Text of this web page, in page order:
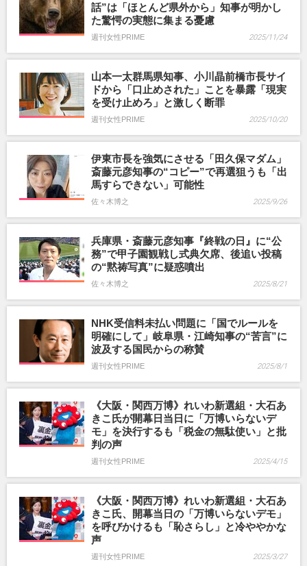
話”は「ほとんど県外から」知事が明かし
た驚愕の実態に集まる憂慮
週刊女性PRIME 2025/11/24
山本一太群馬県知事、小川晶前橋市長サイ
ドから「口止めされた」ことを暴露「現実
を受け止めろ」と激しく断罪
週刊女性PRIME 2025/10/20
伊東市長を強気にさせる「田久保マダム」
斎藤元彦知事の“コピー”で再選狙うも「出
馬すらできない」可能性
佐々木博之 2025/9/26
兵庫県・斎藤元彦知事『終戦の日』に“公
務”で甲子園観戦し式典欠席、後追い投稿
の“黙祷写真”に疑惑噴出
佐々木博之 2025/8/21
NHK受信料未払い問題に「国でルールを
明確にして」岐阜県・江崎知事の“苦言”に
波及する国民からの称賛
週刊女性PRIME 2025/8/1
《大阪・関西万博》れいわ新選組・大石あ
きこ氏が開幕日当日に「万博いらないデ
モ」を決行するも「税金の無駄使い」と批
判の声
週刊女性PRIME 2025/4/15
《大阪・関西万博》れいわ新選組・大石あ
きこ氏、開幕当日の「万博いらないデモ」
を呼びかけるも「恥さらし」と冷ややかな
声
週刊女性PRIME 2025/3/27